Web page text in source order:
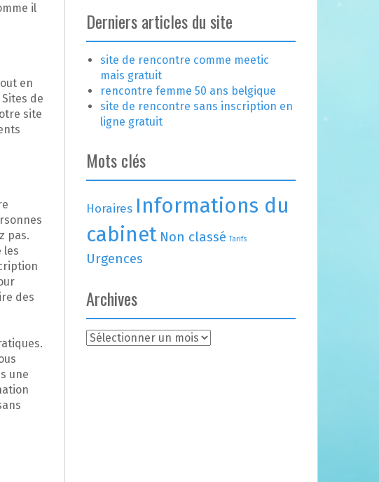
il
en
de
site
pas.
les
des
une
Derniers articles du site
site de rencontre comme meetic
mais gratuit
rencontre femme 50 ans belgique
site de rencontre sans inscription en
ligne gratuit
Mots clés
Horaires Informations du
cabinet Non classé Tarifs
Urgences
Archives
A